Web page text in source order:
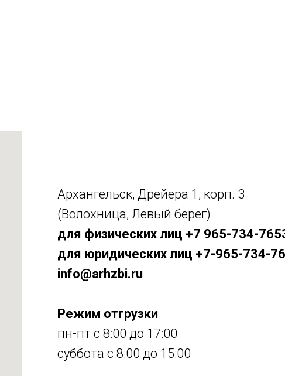
Архангельск, Дрейера 1, корп. 3
(Волохница, Левый берег)
для физических лиц +7 965-734-
для юридических лиц +7-965-734-
info@arhzbi.ru
Режим отгрузки
пн-пт с 8:00 до 17:00
суббота с 8:00 до 15:00